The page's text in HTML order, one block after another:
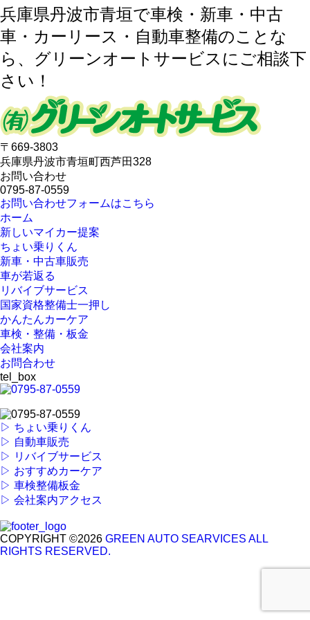
兵庫県丹波市青垣で車検・新車・中古
車・カーリース・自動車整備のことな
ら、グリーンオートサービスにご相談下
さい！
〒669-3803
兵庫県丹波市青垣町西芦田328
お問い合わせ
0795-87-0559
お問い合わせフォームはこちら
ホーム
新しいマイカー提案
ちょい乗りくん
新車・中古車販売
車が若返る
リバイブサービス
国家資格整備士一押し
かんたんカーケア
車検・整備・板金
会社案内
お問合わせ
tel_box
▷ ちょい乗りくん
▷ 自動車販売
▷ リバイブサービス
▷ おすすめカーケア
▷ 車検整備板金
▷ 会社案内アクセス
COPYRIGHT ©2026 GREEN AUTO SEARVICES ALL
RIGHTS RESERVED.